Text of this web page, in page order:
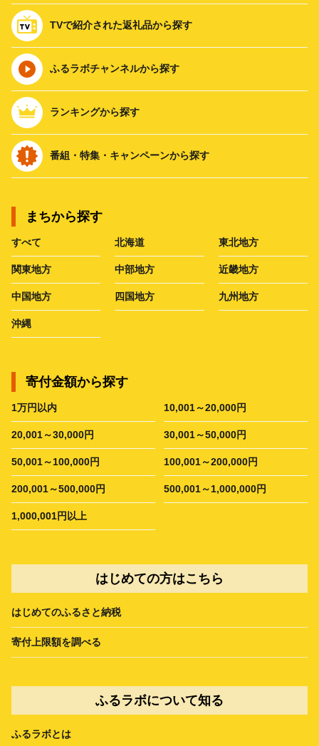
TVで紹介された返礼品から探す
ふるラボチャンネルから探す
ランキングから探す
番組・特集・キャンペーンから探す
まちから探す
すべて 北海道 東北地方
関東地方 中部地方 近畿地方
中国地方 四国地方 九州地方
沖縄
寄付金額から探す
1万円以内 10,001～20,000円
20,001～30,000円 30,001～50,000円
50,001～100,000円 100,001～200,000円
200,001～500,000円 500,001～1,000,000円
1,000,001円以上
はじめての方はこちら
はじめてのふるさと納税
寄付上限額を調べる
ふるラボについて知る
ふるラボとは